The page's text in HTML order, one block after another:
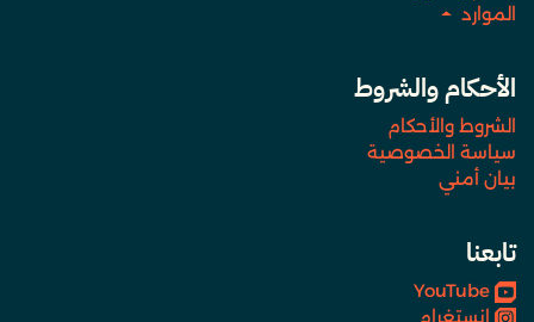
الموارد
الأحكام والشروط
الشروط والأحكام
سياسة الخصوصية
بيان أمني
تابعنا
YouTube
انستغرام